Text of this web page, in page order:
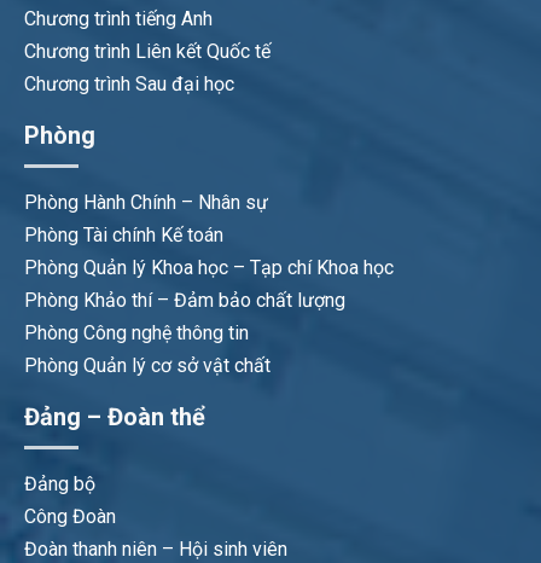
Chương trình tiếng Anh
Chương trình Liên kết Quốc tế
Chương trình Sau đại học
Phòng
Phòng Hành Chính – Nhân sự
Phòng Tài chính Kế toán
Phòng Quản lý Khoa học – Tạp chí Khoa học
Phòng Khảo thí – Đảm bảo chất lượng
Phòng Công nghệ thông tin
Phòng Quản lý cơ sở vật chất
Đảng – Đoàn thể
Đảng bộ
Công Đoàn
Đoàn thanh niên – Hội sinh viên